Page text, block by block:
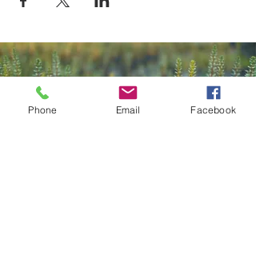
Phone Email Facebook